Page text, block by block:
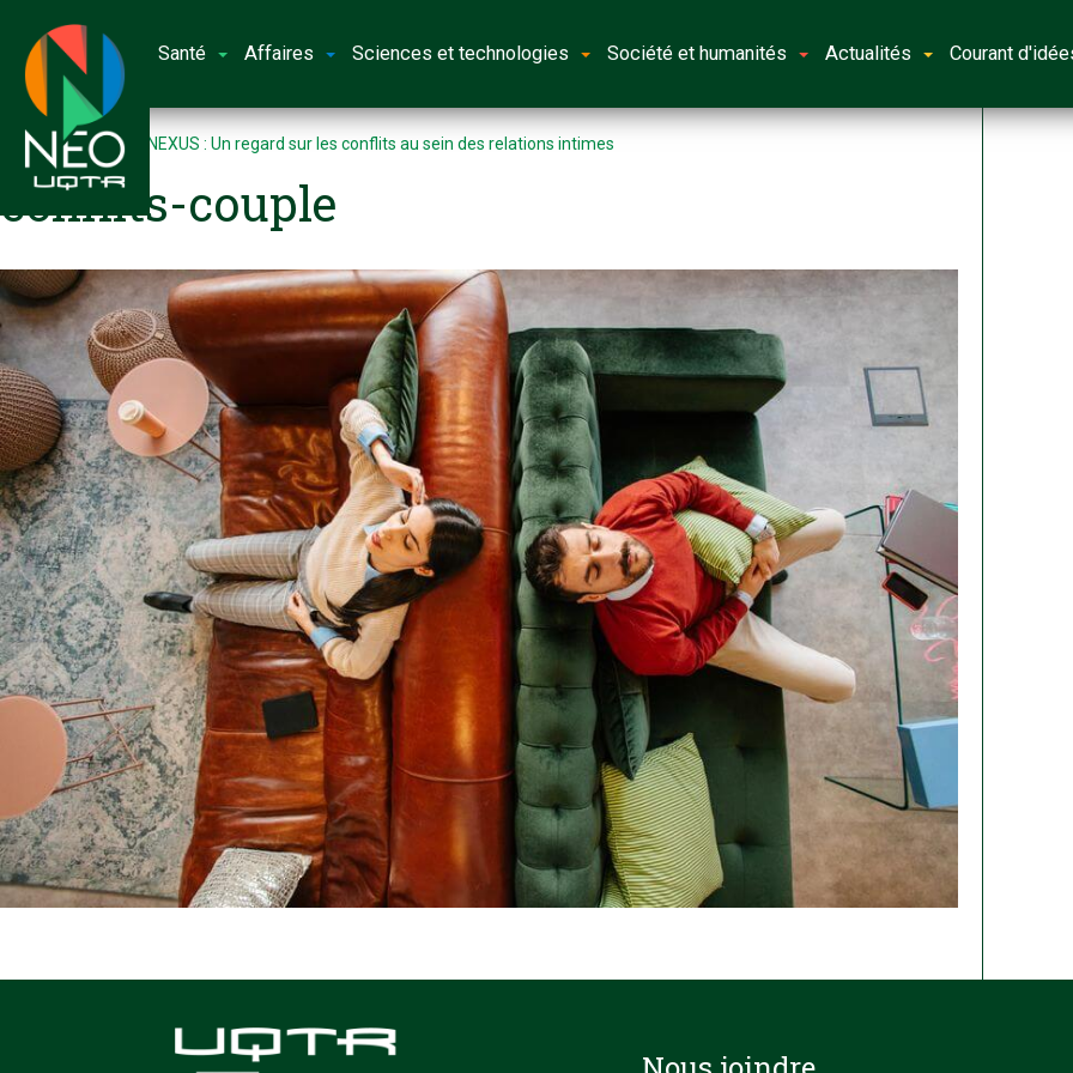
Santé Affaires Sciences et technologies Société et humanités Actualités Courant
Accueil Le projet NEXUS : Un regard sur les conflits au sein des relations intimes
conflits-couple